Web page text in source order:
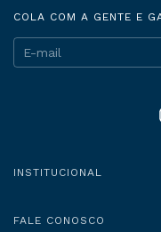
COLA COM A GENTE E
INSTITUCIONAL
FALE CONOSCO